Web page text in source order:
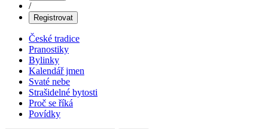
/
Registrovat
České tradice
Pranostiky
Bylinky
Kalendář jmen
Svaté nebe
Strašidelné bytosti
Proč se říká
Povídky